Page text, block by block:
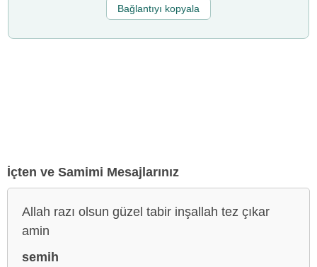
Bağlantıyı kopyala
İçten ve Samimi Mesajlarınız
Allah razı olsun güzel tabir inşallah tez çıkar
amin
semih